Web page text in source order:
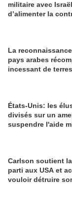
militaire avec
d’alimenter la
La
pays arabes
incessant de terres
États-Unis: les
divisés sur un
suspendre l'aide
Carlson soutient
parti aux USA et
vouloir détruire